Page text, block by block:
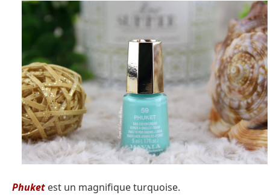
Phuket est un magnifique turquoise.